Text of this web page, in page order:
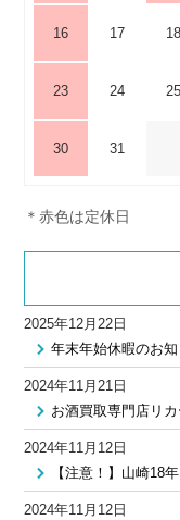
16 17 18
23 24 25
30 31
＊赤色は定休日
2025年12月22日
年末年始休暇のお
2024年11月21日
お酒買取専門店リ
2024年11月12日
【注意！】山崎18
2024年11月12日